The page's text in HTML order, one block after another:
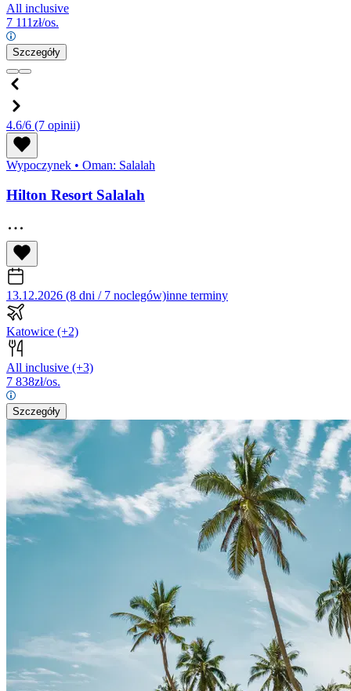
All inclusive
7 111zł/os.
Szczegóły
4.6/6 (7 opinii)
Wypoczynek • Oman: Salalah
Hilton Resort Salalah
13.12.2026 (8 dni / 7 noclegów)inne terminy
Katowice (+2)
All inclusive (+3)
7 838zł/os.
Szczegóły